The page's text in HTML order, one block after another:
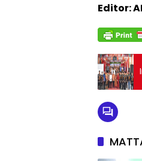
Editor: